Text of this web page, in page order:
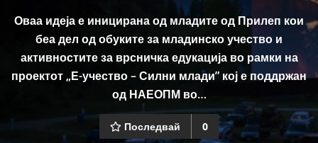
Оваа идеја е иницирана од младите од Прилеп кои
беа дел од обуките за младинско учество и
активностите за врсничка едукација во рамки на
проектот „Е-учество – Силни млади” кој е поддржан
од НАЕОПМ во…
Последвай 0